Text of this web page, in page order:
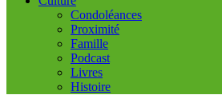
Condoléances
Proximité
Famille
Podcast
Livres
Histoire